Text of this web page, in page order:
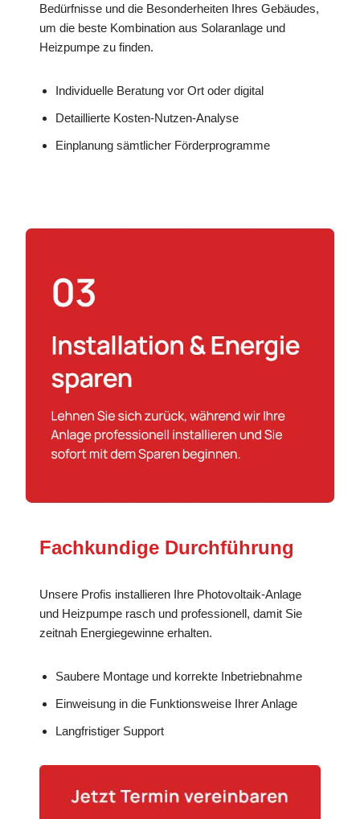
Bedürfnisse und die Besonderheiten Ihres Gebäudes,
um die beste Kombination aus Solaranlage und
Heizpumpe zu finden.
Individuelle Beratung vor Ort oder digital
Detaillierte Kosten-Nutzen-Analyse
Einplanung sämtlicher Förderprogramme
Fachkundige Durchführung
Unsere Profis installieren Ihre Photovoltaik-Anlage
und Heizpumpe rasch und professionell, damit Sie
zeitnah Energiegewinne erhalten.
Saubere Montage und korrekte Inbetriebnahme
Einweisung in die Funktionsweise Ihrer Anlage
Langfristiger Support